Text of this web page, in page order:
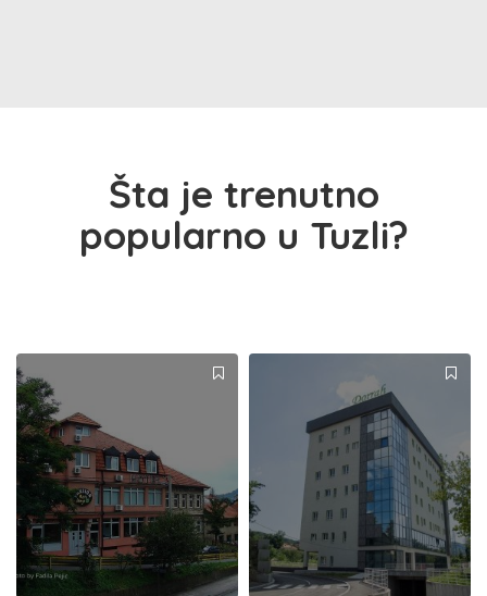
Šta je trenutno
popularno u Tuzli?